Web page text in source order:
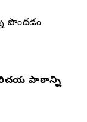
పొందడం
పాఠాన్ని